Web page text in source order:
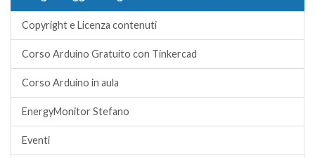
Copyright e Licenza contenuti
Corso Arduino Gratuito con Tinkercad
Corso Arduino in aula
EnergyMonitor Stefano
Eventi